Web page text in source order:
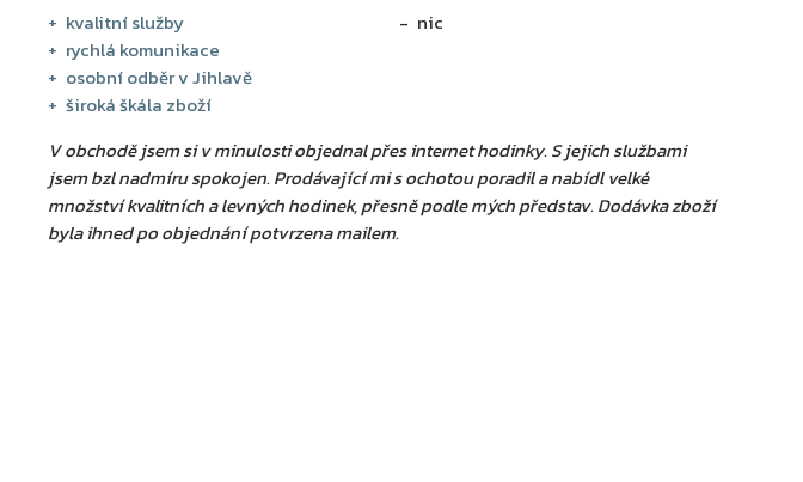
kvalitní služby
rychlá komunikace
osobní odběr v Jihlavě
široká škála zboží
nic
V obchodě jsem si v minulosti objednal přes internet hodinky. S jejich službami
jsem bzl nadmíru spokojen. Prodávající mi s ochotou poradil a nabídl velké
množství kvalitních a levných hodinek, přesně podle mých představ. Dodávka zboží
byla ihned po objednání potvrzena mailem.